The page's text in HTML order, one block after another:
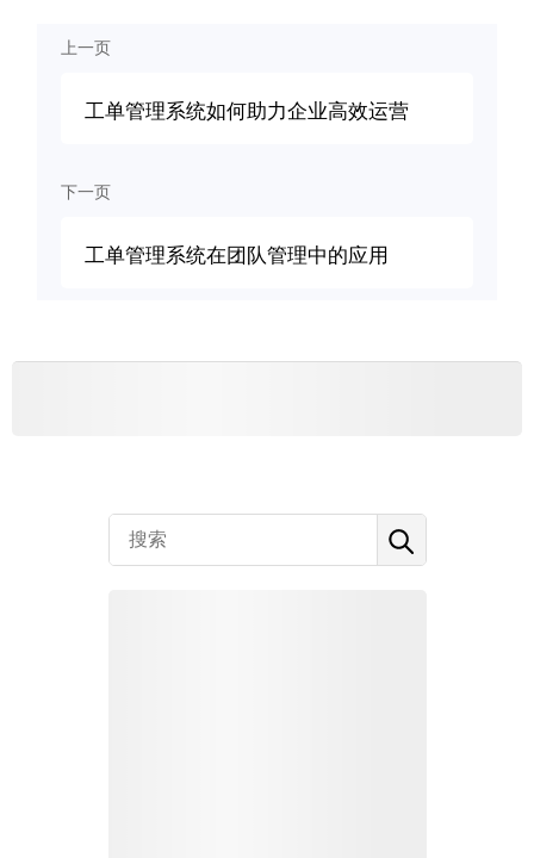
上一页
工单管理系统如何助力企业高效运营
下一页
工单管理系统在团队管理中的应用